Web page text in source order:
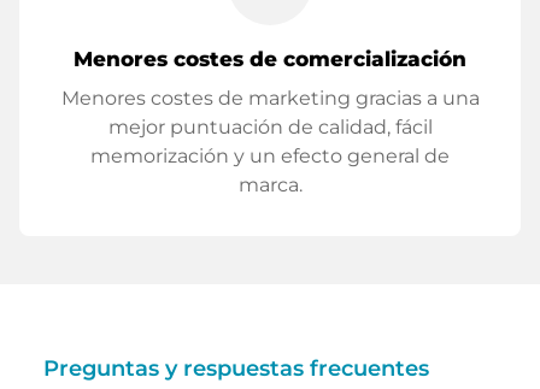
Menores costes de comercialización
Menores costes de marketing gracias a una
mejor puntuación de calidad, fácil
memorización y un efecto general de
marca.
Preguntas y respuestas frecuentes